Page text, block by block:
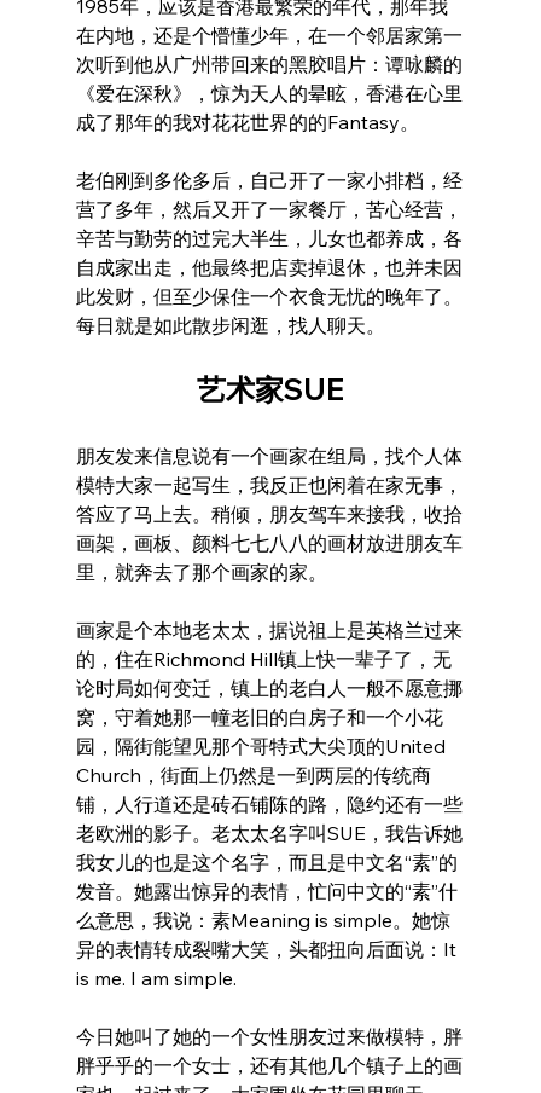
1985年，应该是香港最繁荣的年代，那年我
在内地，还是个懵懂少年，在一个邻居家第一
次听到他从广州带回来的黑胶唱片：谭咏麟的
《爱在深秋》，惊为天人的晕眩，香港在心里
成了那年的我对花花世界的的Fantasy。
老伯刚到多伦多后，自己开了一家小排档，经
营了多年，然后又开了一家餐厅，苦心经营，
辛苦与勤劳的过完大半生，儿女也都养成，各
自成家出走，他最终把店卖掉退休，也并未因
此发财，但至少保住一个衣食无忧的晚年了。
每日就是如此散步闲逛，找人聊天。
艺术家SUE
朋友发来信息说有一个画家在组局，找个人体
模特大家一起写生，我反正也闲着在家无事，
答应了马上去。稍倾，朋友驾车来接我，收拾
画架，画板、颜料七七八八的画材放进朋友车
里，就奔去了那个画家的家。
画家是个本地老太太，据说祖上是英格兰过来
的，住在Richmond Hill镇上快一辈子了，无
论时局如何变迁，镇上的老白人一般不愿意挪
窝，守着她那一幢老旧的白房子和一个小花
园，隔街能望见那个哥特式大尖顶的United
Church，街面上仍然是一到两层的传统商
铺，人行道还是砖石铺陈的路，隐约还有一些
老欧洲的影子。老太太名字叫SUE，我告诉她
我女儿的也是这个名字，而且是中文名“素”的
发音。她露出惊异的表情，忙问中文的“素”什
么意思，我说：素Meaning is simple。她惊
异的表情转成裂嘴大笑，头都扭向后面说：It
is me. I am simple.
今日她叫了她的一个女性朋友过来做模特，胖
胖乎乎的一个女士，还有其他几个镇子上的画